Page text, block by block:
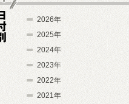
2026年
2025年
2024年
2023年
2022年
2021年